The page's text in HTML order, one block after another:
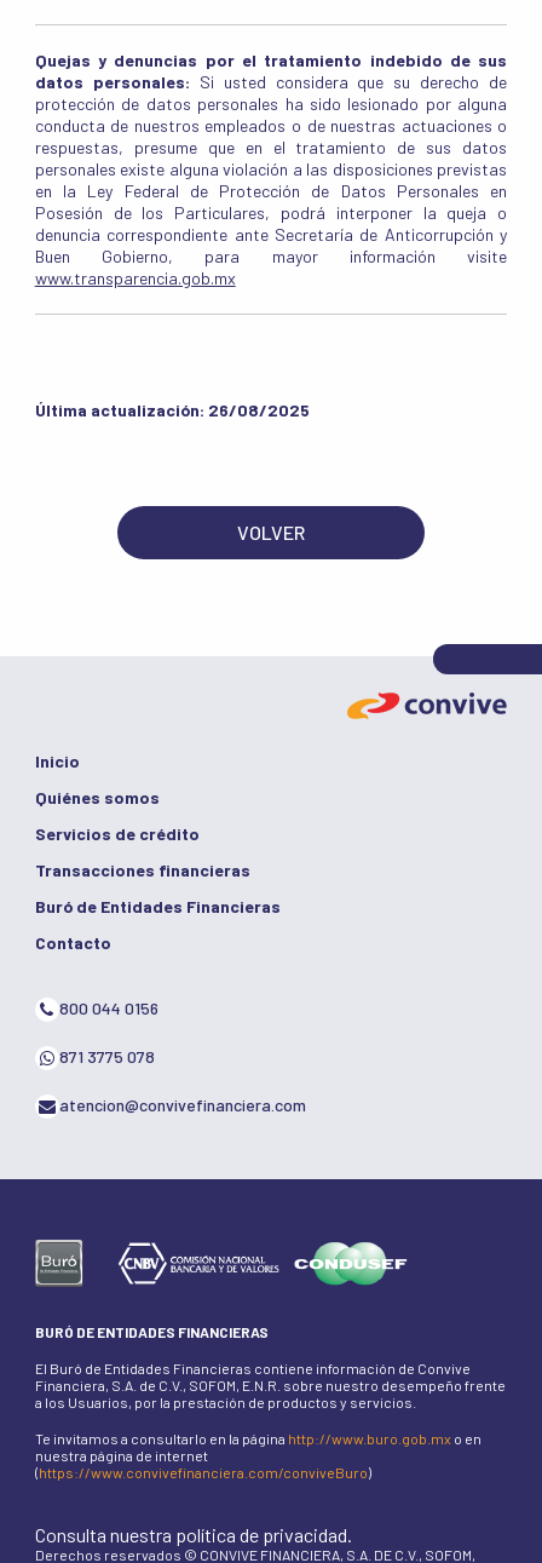
Quejas y denuncias por el tratamiento indebido de sus
datos personales: Si usted considera que su derecho de
protección de datos personales ha sido lesionado por alguna
conducta de nuestros empleados o de nuestras actuaciones o
respuestas, presume que en el tratamiento de sus datos
personales existe alguna violación a las disposiciones previstas
en la Ley Federal de Protección de Datos Personales en
Posesión de los Particulares, podrá interponer la queja o
denuncia correspondiente ante Secretaría de Anticorrupción y
Buen Gobierno, para mayor información visite
www.transparencia.gob.mx
Última actualización: 26/08/2025
VOLVER
Inicio
Quiénes somos
Servicios de crédito
Transacciones financieras
Buró de Entidades Financieras
Contacto
800 044 0156
871 3775 078
atencion@convivefinanciera.com
BURÓ DE ENTIDADES FINANCIERAS
El Buró de Entidades Financieras contiene información de Convive
Financiera, S.A. de C.V., SOFOM, E.N.R. sobre nuestro desempeño frente
a los Usuarios, por la prestación de productos y servicios.
Te invitamos a consultarlo en la página http://www.buro.gob.mxo en
nuestra página de internet
(https://www.convivefinanciera.com/conviveBuro)
Consulta nuestra política de privacidad.
Derechos reservados © CONVIVE FINANCIERA, S.A. DE C.V., SOFOM,